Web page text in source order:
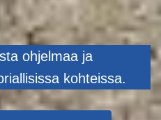
ohjelmaa ja
kohteissa.